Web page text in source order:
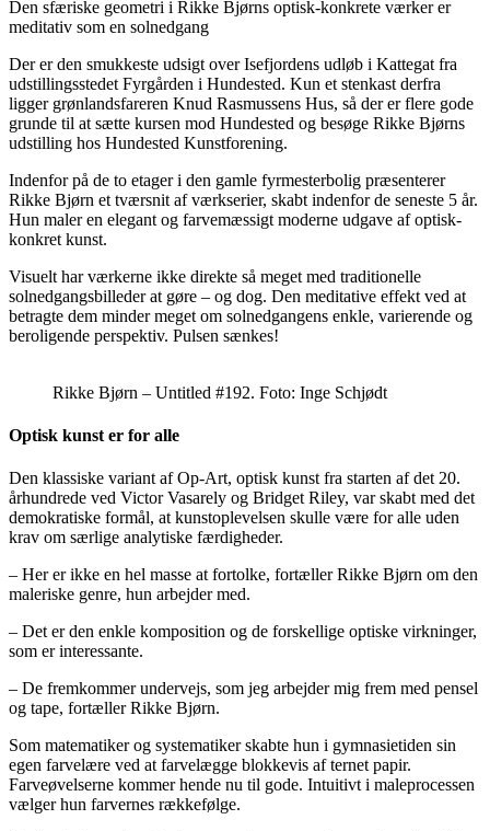
Den sfæriske geometri i Rikke Bjørns optisk-konkrete værker er
meditativ som en solnedgang
Der er den smukkeste udsigt over Isefjordens udløb i Kattegat fra
udstillingsstedet Fyrgården i Hundested. Kun et stenkast derfra
ligger grønlandsfareren Knud Rasmussens Hus, så der er flere gode
grunde til at sætte kursen mod Hundested og besøge Rikke Bjørns
udstilling hos Hundested Kunstforening.
Indenfor på de to etager i den gamle fyrmesterbolig præsenterer
Rikke Bjørn et tværsnit af værkserier, skabt indenfor de seneste 5 år.
Hun maler en elegant og farvemæssigt moderne udgave af optisk-
konkret kunst.
Visuelt har værkerne ikke direkte så meget med traditionelle
solnedgangsbilleder at gøre – og dog. Den meditative effekt ved at
betragte dem minder meget om solnedgangens enkle, varierende og
beroligende perspektiv. Pulsen sænkes!
Rikke Bjørn – Untitled #192. Foto: Inge Schjødt
Optisk kunst er for alle
Den klassiske variant af Op-Art, optisk kunst fra starten af det 20.
århundrede ved Victor Vasarely og Bridget Riley, var skabt med det
demokratiske formål, at kunstoplevelsen skulle være for alle uden
krav om særlige analytiske færdigheder.
– Her er ikke en hel masse at fortolke, fortæller Rikke Bjørn om den
maleriske genre, hun arbejder med.
– Det er den enkle komposition og de forskellige optiske virkninger,
som er interessante.
– De fremkommer undervejs, som jeg arbejder mig frem med pensel
og tape, fortæller Rikke Bjørn.
Som matematiker og systematiker skabte hun i gymnasietiden sin
egen farvelære ved at farvelægge blokkevis af ternet papir.
Farveøvelserne kommer hende nu til gode. Intuitivt i maleprocessen
vælger hun farvernes rækkefølge.